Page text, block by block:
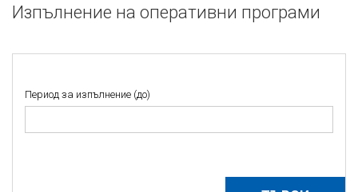
Изпълнение на оперативни програми
Период за изпълнение (до)